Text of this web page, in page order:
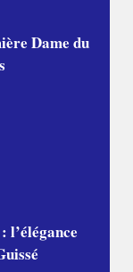
Dame du
l’élégance